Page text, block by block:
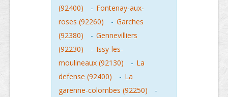
(92400)
- Fontenay-aux-
roses (92260)
- Garches
(92380)
- Gennevilliers
(92230)
- Issy-les-
moulineaux (92130)
- La
defense (92400)
- La
garenne-colombes (92250)
-